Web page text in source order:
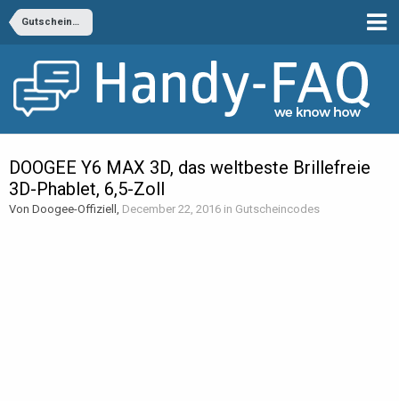
Gutscheincodes
DOOGEE Y6 MAX 3D, das weltbeste Brillefreie
3D-Phablet, 6,5-Zoll
Von Doogee-Offiziell, December 22, 2016 in Gutscheincodes